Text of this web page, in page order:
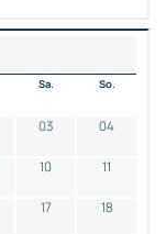
Sa. So.
03 04
10 11
17 18